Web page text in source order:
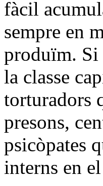
fàcil
sempre en
produïm. Si
la classe
torturadors
presons,
psicòpates
interns en